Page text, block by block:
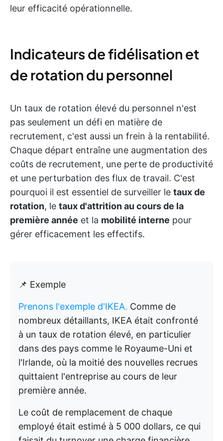
leur efficacité opérationnelle.
Indicateurs de fidélisation et
de rotation du personnel
Un taux de rotation élevé du personnel n'est
pas seulement un défi en matière de
recrutement, c'est aussi un frein à la rentabilité.
Chaque départ entraîne une augmentation des
coûts de recrutement, une perte de productivité
et une perturbation des flux de travail. C'est
pourquoi il est essentiel de surveiller le taux de
rotation, le taux d'attrition au cours de la
première année et la mobilité interne pour
gérer efficacement les effectifs.
📌 Exemple
Prenons l'exemple d'IKEA. Comme de
nombreux détaillants, IKEA était confronté
à un taux de rotation élevé, en particulier
dans des pays comme le Royaume-Uni et
l'Irlande, où la moitié des nouvelles recrues
quittaient l'entreprise au cours de leur
première année.
Le coût de remplacement de chaque
employé était estimé à 5 000 dollars, ce qui